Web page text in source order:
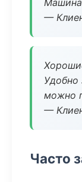
Машина
—
Удобно
можно
—
Часто